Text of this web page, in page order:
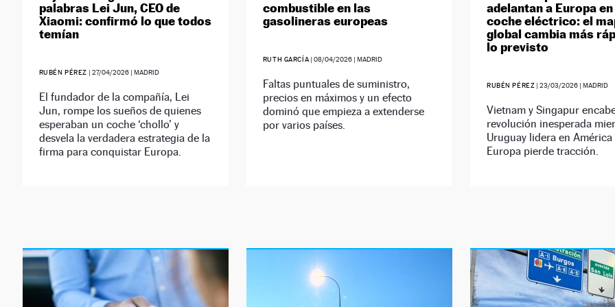
palabras Lei Jun, CEO de
Xiaomi: confirmó lo que todos
temían
RUBÉN PÉREZ |27/04/2026 | MADRID
El fundador de la compañía, Lei
Jun, rompe los sueños de quienes
esperaban un coche ‘chollo’ y
desvela la verdadera estrategia de la
firma para conquistar Europa.
combustible en las
gasolineras europeas
RUTH GARCÍA |08/04/2026 | MADRID
Faltas puntuales de suministro,
precios en máximos y un efecto
dominó que empieza a extenderse
por varios países.
adelantan a Europa
coche eléctrico: el
global cambia más
lo previsto
RUBÉN PÉREZ |23/03/2026 | MADRID
Vietnam y Singapur
revolución inesperada
Uruguay lidera en
Europa pierde tracción.